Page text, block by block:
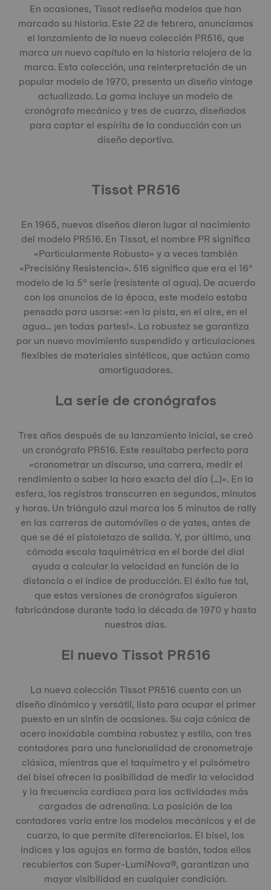
En ocasiones, Tissot rediseña modelos que han
marcado su historia. Este 22 de febrero, anunciamos
el lanzamiento de la nueva colección PR516, que
marca un nuevo capítulo en la historia relojera de la
marca. Esta colección, una reinterpretación de un
popular modelo de 1970, presenta un diseño vintage
actualizado. La gama incluye un modelo de
cronógrafo mecánico y tres de cuarzo, diseñados
para captar el espíritu de la conducción con un
diseño deportivo.
Tissot PR516
En 1965, nuevos diseños dieron lugar al nacimiento
del modelo PR516. En Tissot, el nombre PR significa
«Particularmente Robusto» y a veces también
«Precisióny Resistencia». 516 significa que era el 16º
modelo de la 5ª serie (resistente al agua). De acuerdo
con los anuncios de la época, este modelo estaba
pensado para usarse: «en la pista, en el aire, en el
agua... ¡en todas partes!». La robustez se garantiza
por un nuevo movimiento suspendido y articulaciones
flexibles de materiales sintéticos, que actúan como
amortiguadores.
La serie de cronógrafos
Tres años después de su lanzamiento inicial, se creó
un cronógrafo PR516. Este resultaba perfecto para
«cronometrar un discurso, una carrera, medir el
rendimiento o saber la hora exacta del día (...)». En la
esfera, los registros transcurren en segundos, minutos
y horas. Un triángulo azul marca los 5 minutos de rally
en las carreras de automóviles o de yates, antes de
que se dé el pistoletazo de salida. Y, por último, una
cómoda escala taquimétrica en el borde del dial
ayuda a calcular la velocidad en función de la
distancia o el índice de producción. El éxito fue tal,
que estas versiones de cronógrafos siguieron
fabricándose durante toda la década de 1970 y hasta
nuestros días.
El nuevo Tissot PR516
La nueva colección Tissot PR516 cuenta con un
diseño dinámico y versátil, listo para ocupar el primer
puesto en un sinfín de ocasiones. Su caja cónica de
acero inoxidable combina robustez y estilo, con tres
contadores para una funcionalidad de cronometraje
clásica, mientras que el taquímetro y el pulsómetro
del bisel ofrecen la posibilidad de medir la velocidad
y la frecuencia cardiaca para las actividades más
cargadas de adrenalina. La posición de los
contadores varía entre los modelos mecánicos y el de
cuarzo, lo que permite diferenciarlos. El bisel, los
índices y las agujas en forma de bastón, todos ellos
recubiertos con Super-LumiNova®, garantizan una
mayor visibilidad en cualquier condición.